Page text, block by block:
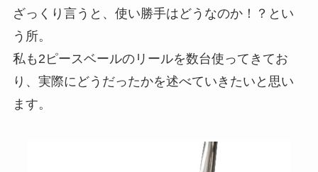
ざっくり言うと、使い勝手はどうなのか！？とい
う所。
私も2ピースベールのリールを数台使ってきてお
り、実際にどうだったかを述べていきたいと思い
ます。